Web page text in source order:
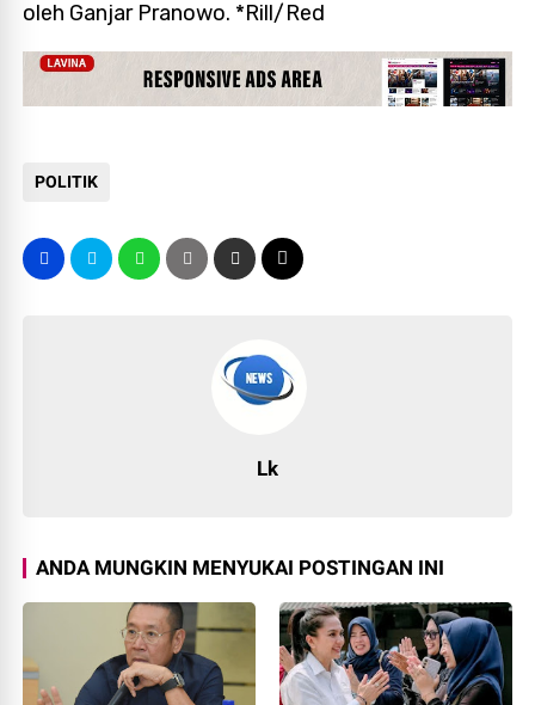
oleh Ganjar Pranowo. *Rill/Red
POLITIK
Lk
ANDA MUNGKIN MENYUKAI POSTINGAN INI